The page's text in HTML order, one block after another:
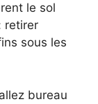
le sol
retirer
sous les
bureau